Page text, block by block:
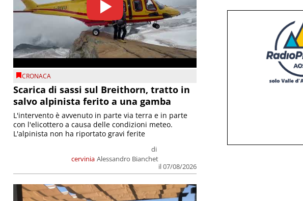
CRONACA
Scarica di sassi sul Breithorn, tratto in
salvo alpinista ferito a una gamba
cervinia
di
Alessandro Bianchet
il 07/08/2026
L'intervento è avvenuto in parte via terra e in parte
con l'elicottero a causa delle condizioni meteo.
L'alpinista non ha riportato gravi ferite